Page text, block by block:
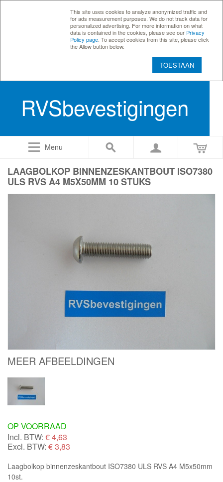
This site uses cookies to analyze anonymized traffic and
for ads measurement purposes. We do not track data for
personalized advertising. For more information on what
data is contained in the cookies, please see our Privacy
Policy page . To accept cookies from this site, please click
the Allow button below.
TOESTAAN
RVSbevestigingen
Menu
LAAGBOLKOP BINNENZESKANTBOUT ISO7380
ULS RVS A4 M5X50MM 10 STUKS
MEER AFBEELDINGEN
OP VOORRAAD
Incl. BTW: €4,63
Excl. BTW: € 3,83
Laagbolkop binnenzeskantbout ISO7380 ULS RVS A4 M5x50mm
10st.